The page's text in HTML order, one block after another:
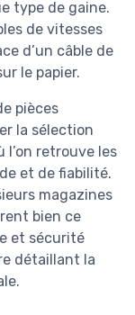
type de gaine.
de vitesses
d’un câble de
le papier.
pièces
la sélection
l’on retrouve les
et de fiabilité.
magazines
bien ce
et sécurité
détaillant la